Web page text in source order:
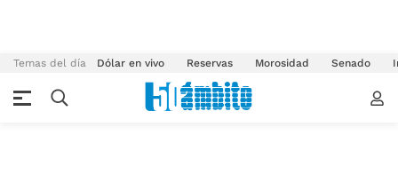
Temas del día Dólar en vivo Reservas Morosidad Senado